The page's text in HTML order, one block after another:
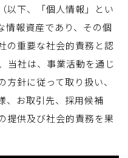
以下、「個人情報」とい
情報資産であり、その個
の重要な社会的責務と認
当社は、事業活動を通じ
針に従って取り扱い、
、お取引先、採用候補
提供及び社会的責務を果